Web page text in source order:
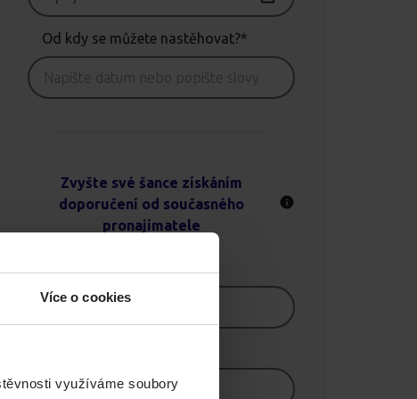
Více o cookies
využíváme soubory
Od kdy se můžete nastěhovat?*
Zvyšte své šance získáním
doporučení od současného
pronajímatele